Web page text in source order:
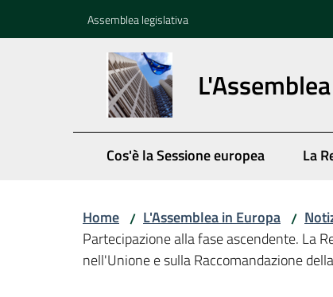
Assemblea legislativa
Cos'è la Sessione europea La
Home / L'Assemblea in Europa /
Partecipazione alla fase ascendente. La
nell'Unione e sulla Raccomandazione